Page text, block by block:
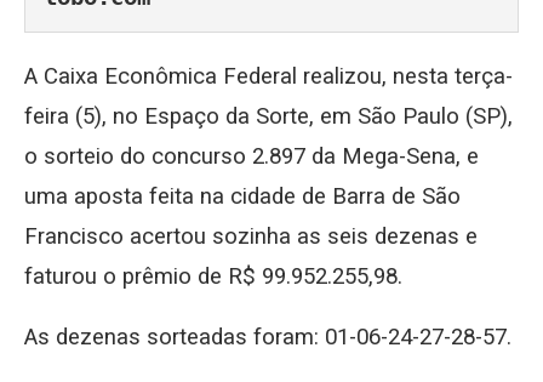
A Caixa Econômica Federal realizou, nesta terça-
feira (5), no Espaço da Sorte, em São Paulo (SP),
o sorteio do concurso 2.897 da Mega-Sena, e
uma aposta feita na cidade de Barra de São
Francisco acertou sozinha as seis dezenas e
faturou o prêmio de R$ 99.952.255,98.
As dezenas sorteadas foram: 01-06-24-27-28-57.